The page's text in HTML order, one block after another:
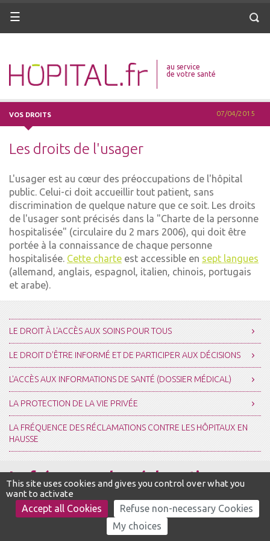
ANNUAIRE
VOTRE SANTÉ
DROITS & DÉMARCHES
MISSIONS
ANNUAIRE
DICO MÉDICAL
VOTRE SANTÉ
DROITS & DÉMARCHES
MISSIONS
MÉTIERS
ANNUAIRE
VOTRE SANTÉ
DROITS & DÉMARCHES
MISSIONS
ANNUAIRE
DICO MÉDICAL
VOTRE SANTÉ
DROITS & DÉMARCHES
MISSIONS
MÉTIERS
Menu
Menu
au service
de votre santé
VOS DROITS 07/04/2015
Les droits de l'usager
L'usager est au cœur des préoccupations de l'hôpital
public. Celui-ci doit accueillir tout patient, sans
discrimination de quelque nature que ce soit. Les droits
de l'usager sont précisés dans la "Charte de la personne
hospitalisée" (circulaire du 2 mars 2006), qui doit être
portée à la connaissance de chaque personne
hospitalisée. Cette charte est accessible en sept langues
(allemand, anglais, espagnol, italien, chinois, portugais
et arabe).
LE DROIT À L'ACCÈS AUX SOINS POUR TOUS
LE DROIT D'ÊTRE INFORMÉ ET DE PARTICIPER AUX DÉCISIONS
L'ACCÈS AUX INFORMATIONS DE SANTÉ (DOSSIER MÉDICAL)
LA PROTECTION DE LA VIE PRIVÉE
LA FRÉQUENCE DES RÉCLAMATIONS CONTRE LES HÔPITAUX EN
HAUSSE
La fréquence des réclamations
contre les hôpitaux en hausse
En 2011, l’assureur a enregistré un nombre de réclamations stable
This site uses cookies and gives you control over what you
want to activate
Accept all Cookies
Refuse non-necessary Cookies
My choices